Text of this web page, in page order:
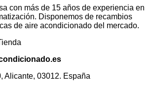
con más de 15 años de experiencia en
Disponemos de recambios
de aire acondicionado del mercado.
Alicante, 03012. España